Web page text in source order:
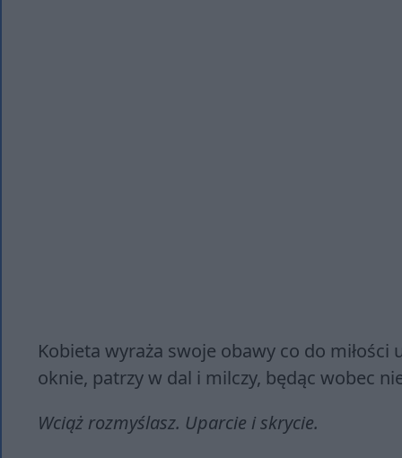
Kobieta wyraża swoje obawy co do
oknie, patrzy w dal i milczy, będąc wobec
Wciąż rozmyślasz. Uparcie i skrycie.